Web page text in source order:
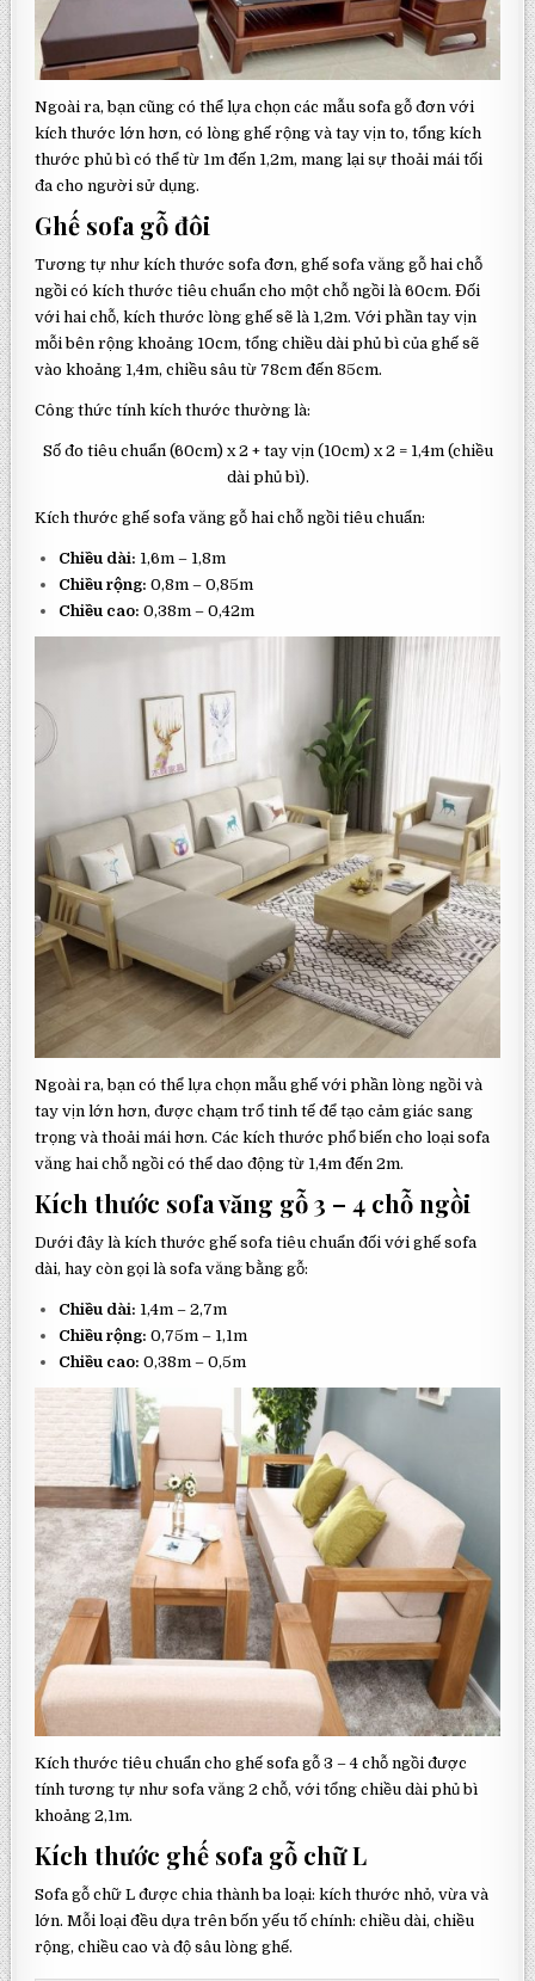
Ngoài ra, bạn cũng có thể lựa chọn các mẫu sofa gỗ đơn với
kích thước lớn hơn, có lòng ghế rộng và tay vịn to, tổng kích
thước phủ bì có thể từ 1m đến 1,2m, mang lại sự thoải mái tối
đa cho người sử dụng.
Ghế sofa gỗ đôi
Tương tự như kích thước sofa đơn, ghế sofa văng gỗ hai chỗ
ngồi có kích thước tiêu chuẩn cho một chỗ ngồi là 60cm. Đối
với hai chỗ, kích thước lòng ghế sẽ là 1,2m. Với phần tay vịn
mỗi bên rộng khoảng 10cm, tổng chiều dài phủ bì của ghế sẽ
vào khoảng 1,4m, chiều sâu từ 78cm đến 85cm.
Công thức tính kích thước thường là:
Số đo tiêu chuẩn (60cm) x 2 + tay vịn (10cm) x 2 = 1,4m (chiều
dài phủ bì).
Kích thước ghế sofa văng gỗ hai chỗ ngồi tiêu chuẩn:
Chiều dài: 1,6m – 1,8m
Chiều rộng: 0,8m – 0,85m
Chiều cao: 0,38m – 0,42m
Ngoài ra, bạn có thể lựa chọn mẫu ghế với phần lòng ngồi và
tay vịn lớn hơn, được chạm trổ tinh tế để tạo cảm giác sang
trọng và thoải mái hơn. Các kích thước phổ biến cho loại sofa
văng hai chỗ ngồi có thể dao động từ 1,4m đến 2m.
Kích thước sofa văng gỗ 3 – 4 chỗ ngồi
Dưới đây là kích thước ghế sofa tiêu chuẩn đối với ghế sofa
dài, hay còn gọi là sofa văng bằng gỗ:
Chiều dài: 1,4m – 2,7m
Chiều rộng: 0,75m – 1,1m
Chiều cao: 0,38m – 0,5m
Kích thước tiêu chuẩn cho ghế sofa gỗ 3 – 4 chỗ ngồi được
tính tương tự như sofa văng 2 chỗ, với tổng chiều dài phủ bì
khoảng 2,1m.
Kích thước ghế sofa gỗ chữ L
Sofa gỗ chữ L được chia thành ba loại: kích thước nhỏ, vừa và
lớn. Mỗi loại đều dựa trên bốn yếu tố chính: chiều dài, chiều
rộng, chiều cao và độ sâu lòng ghế.